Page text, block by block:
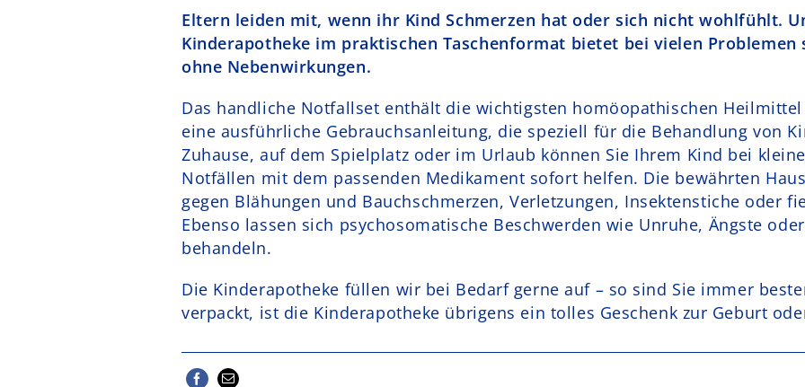
Eltern leiden mit, wenn ihr Kind Schmerzen hat oder sich nicht wohlfühlt.
Kinderapotheke im praktischen Taschenformat bietet bei vielen
ohne Nebenwirkungen.
Das handliche Notfallset enthält die wichtigsten homöopathischen
eine ausführliche Gebrauchsanleitung, die speziell für die Behandlung von
Zuhause, auf dem Spielplatz oder im Urlaub können Sie Ihrem Kind bei
Notfällen mit dem passenden Medikament sofort helfen. Die bewährten
gegen Blähungen und Bauchschmerzen, Verletzungen, Insektenstiche oder
Ebenso lassen sich psychosomatische Beschwerden wie Unruhe, Ängste
behandeln.
Die Kinderapotheke füllen wir bei Bedarf gerne auf – so sind Sie immer
verpackt, ist die Kinderapotheke übrigens ein tolles Geschenk zur Geburt